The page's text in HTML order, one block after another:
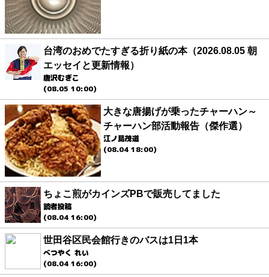
台湾のおめでたすぎる折り紙の本（2026.08.05 朝
エッセイと更新情報）
唐沢むぎこ
(08.05 10:00)
大きな唐揚げが乗ったチャーハン～
チャーハン部活動報告（傑作選）
江ノ島茂道
(08.04 18:00)
ちょこ煎がカインズPBで販売してました
読者投稿
(08.04 16:00)
世田谷区民会館行きのバスは1日1本
べつやく れい
(08.04 16:00)